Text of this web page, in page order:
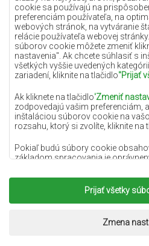
cookie sa používajú na
preferenciám používateľa, na
webových stránok, na vytváranie
relácie používateľa webovej
súborov cookie môžete zmeniť
nastavenia". Ak chcete súhlasiť s
všetkých vyššie uvedených
zariadení, kliknite na tlačidlo"Prijať
Ak kliknete na tlačidlo'Zmeniť
zodpovedajú vašim preferenciám,
inštaláciou súborov cookie na
rozsahu, ktorý si zvolíte, kliknite na
Pokiaľ budú súbory cookie
základom spracovania je
podobe poskytovania
webovej stránke a
údajov a jeho dôveryhodných
Viac informácií o súboroch
Prijať všetky
Zmena
Žlté
Mätové
Modré
Oranžové
Ružové
Šedé
Terakotové
Zelené
Zlaté
Copyright 2022Koberce
Realizácia: